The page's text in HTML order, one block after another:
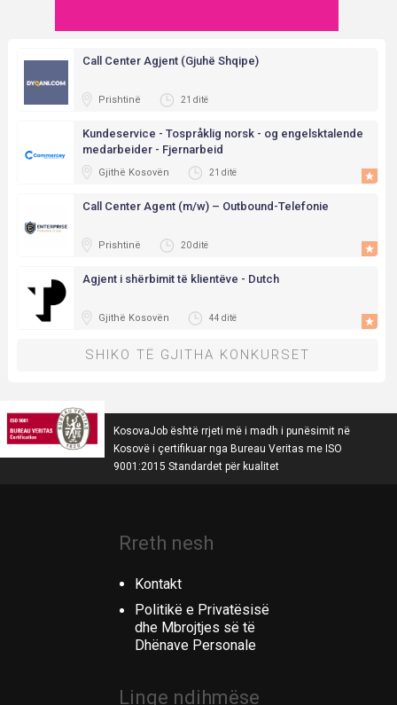
Call Center Agjent (Gjuhë Shqipe)
Prishtinë 21 ditë
Kundeservice - Tospråklig norsk - og engelsktalende
medarbeider - Fjernarbeid
Gjithë Kosovën 21 ditë
Call Center Agent (m/w) – Outbound-Telefonie
Prishtinë 20 ditë
Agjent i shërbimit të klientëve - Dutch
Gjithë Kosovën 44 ditë
SHIKO TË GJITHA KONKURSET
KosovaJob është rrjeti më i madh i punësimit në
Kosovë i çertifikuar nga Bureau Veritas me ISO
9001:2015 Standardet për kualitet
Rreth nesh
Kontakt
Politikë e Privatësisë
dhe Mbrojtjes së të
Dhënave Personale
Linqe ndihmëse